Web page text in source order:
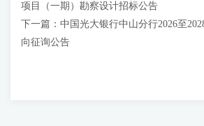
项目（一期）勘察设计招标公告
下一篇： 中国光大银行中山分行2026至
向征询公告